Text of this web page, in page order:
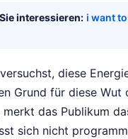
interessieren: i want
diese
Grund für diese Wut
merkt das Publikum
sich nicht